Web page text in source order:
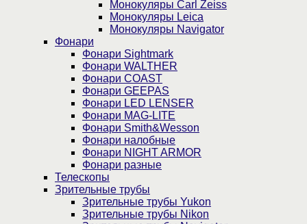
Монокуляры Carl Zeiss
Монокуляры Leica
Монокуляры Navigator
Фонари
Фонари Sightmark
Фонари WALTHER
Фонари COAST
Фонари GEEPAS
Фонари LED LENSER
Фонари MAG-LITE
Фонари Smith&Wesson
Фонари налобные
Фонари NIGHT ARMOR
Фонари разные
Телескопы
Зрительные трубы
Зрительные трубы Yukon
Зрительные трубы Nikon